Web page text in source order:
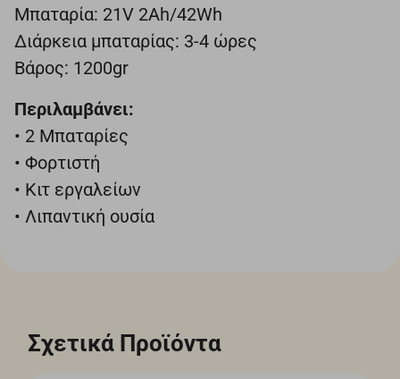
Μπαταρία: 21V 2Ah/42Wh
Διάρκεια μπαταρίας: 3-4 ώρες
Βάρος: 1200gr
Περιλαμβάνει:
• 2 Μπαταρίες
• Φορτιστή
• Κιτ εργαλείων
• Λιπαντική ουσία
Σχετικά Προϊόντα